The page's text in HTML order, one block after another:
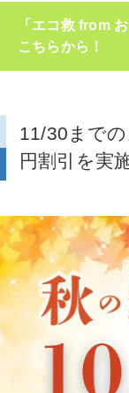
「エコ救 from
こちらから！
11/30まで
円割引を実